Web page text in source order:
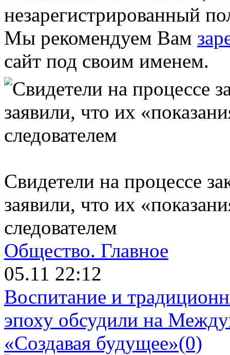
незарегистрированный
Мы рекомендуем Вам
сайт под своим именем.
Свидетели на процессе
заявили, что их
следователем
Общество. Главное
05.11 22:12
Воспитание и
эпоху обсудили на
«Создавая будущее»(0)